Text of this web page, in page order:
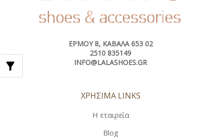
ΕΡΜΟΎ 8, ΚΑΒΆΛΑ 653 02
2510 835149
INFO@LALASHOES.GR
ΧΡΗΣΙΜΑ LINKS
Η εταιρεία
Blog